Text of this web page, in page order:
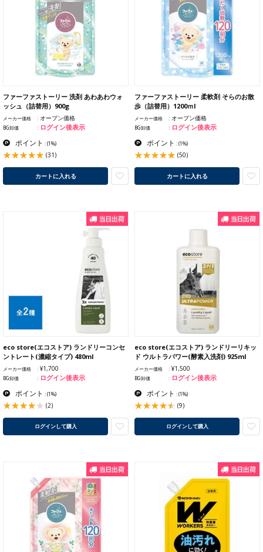
ファーファストーリー 洗剤 あわあわウォ
ッシュ（詰替用）900g
メーカー価格 オープン価格
BG卸価 ログイン後表示
ポイント :(1%)
(31)
カートに入れる
ファーファストーリー 柔軟剤 そらのお散
歩（詰替用）1200ｍl
メーカー価格 オープン価格
BG卸価 ログイン後表示
ポイント :(1%)
(50)
カートに入れる
eco store(エコストア) ランドリーコンセ
ントレート(濃縮タイプ) 480ml
メーカー価格 ¥1,700
BG卸価 ログイン後表示
ポイント :(1%)
(2)
ログインして購入
eco store(エコストア) ランドリーリキッ
ド ウルトラパワー(酵素入洗剤) 925ml
メーカー価格 ¥1,500
BG卸価 ログイン後表示
ポイント :(1%)
(9)
ログインして購入